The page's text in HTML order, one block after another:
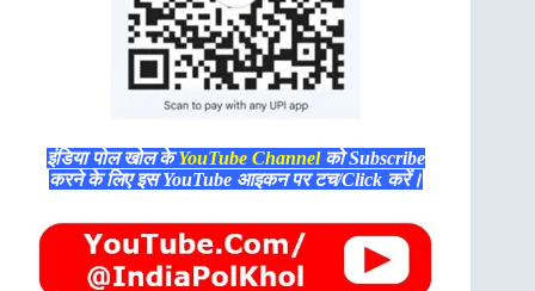
इंडिया पोल खोल केYouTube Channelको Subscribe
करने के लिए इस YouTube आइकन पर टच/Click करें।